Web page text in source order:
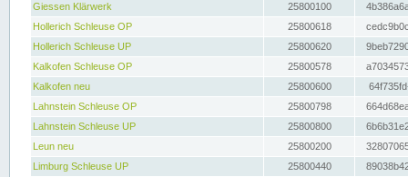
Giessen Klärwerk
25800100
Hollerich Schleuse OP
25800618
Hollerich Schleuse UP
25800620
Kalkofen Schleuse OP
25800578
Kalkofen neu
25800600
Lahnstein Schleuse OP
25800798
Lahnstein Schleuse UP
25800800
Leun neu
25800200
Limburg Schleuse UP
25800440